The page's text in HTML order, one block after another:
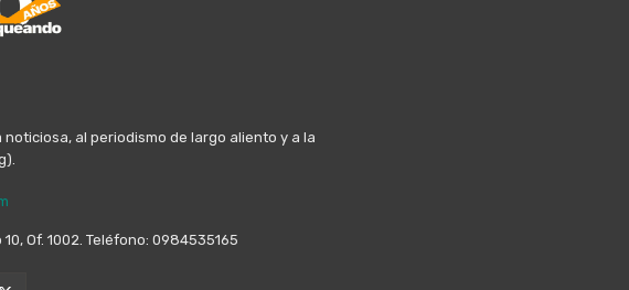
noticiosa, al periodismo de largo aliento y a la
Of. 1002. Teléfono: 0984535165